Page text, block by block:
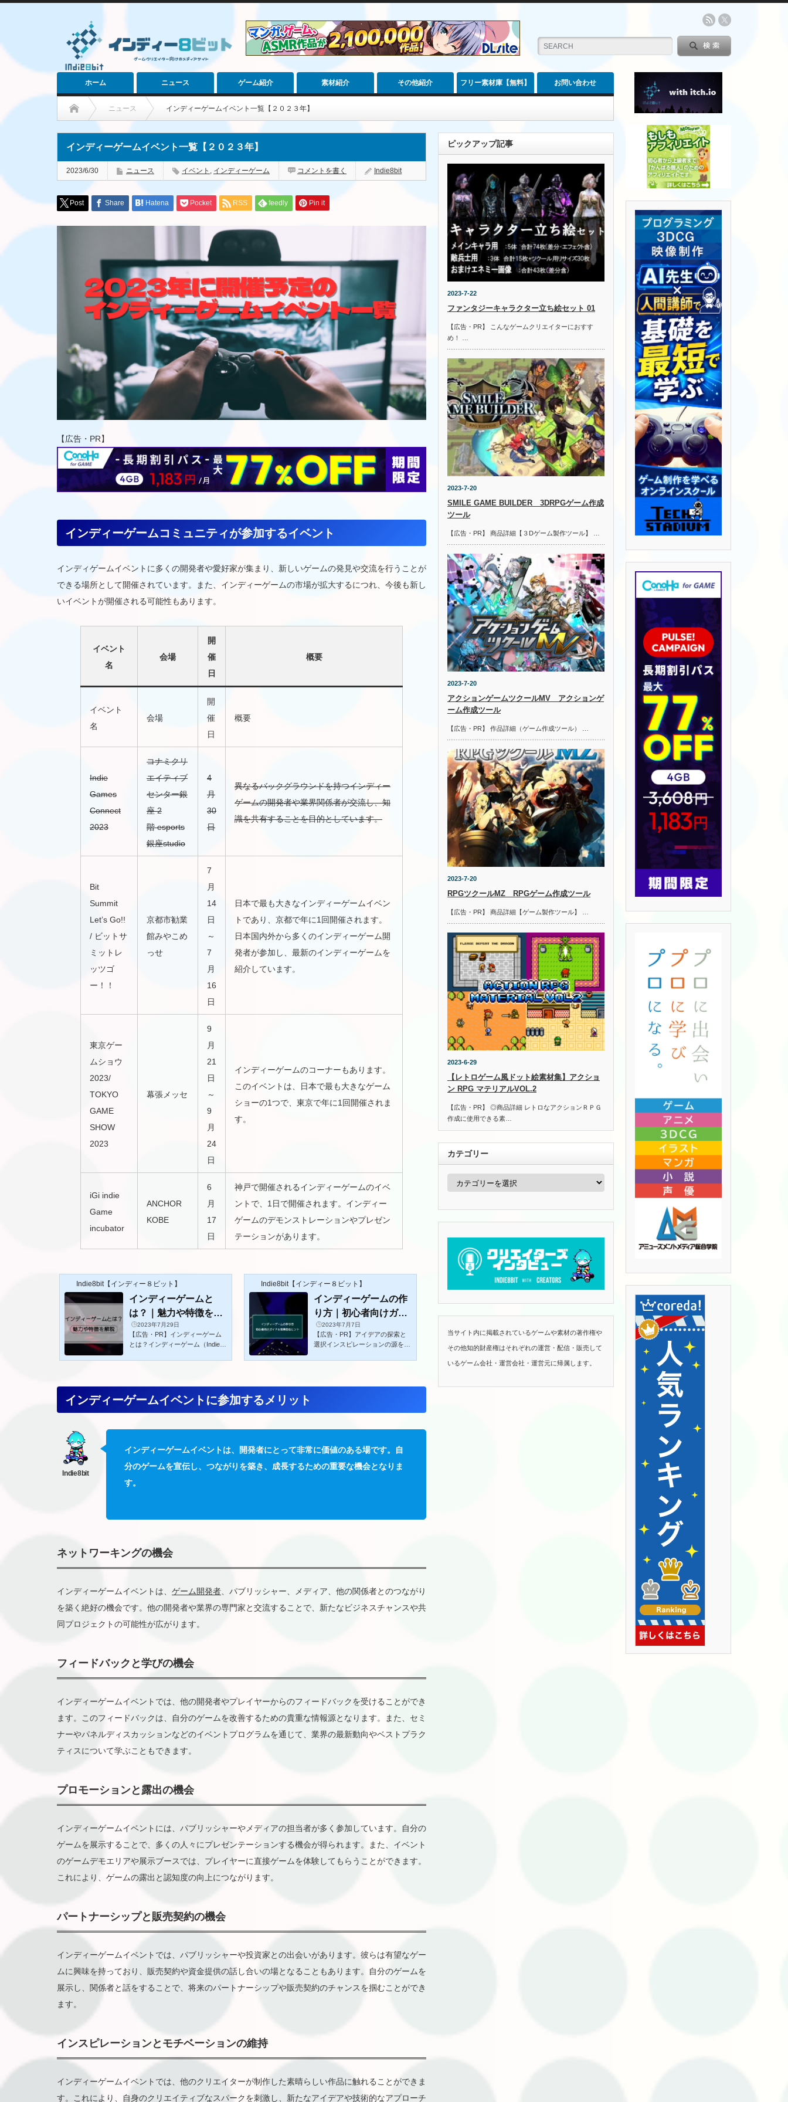
ホーム ニュース ゲーム紹介 素材紹介 その他紹介 フリー素材庫【無料】 お問い合わせ
ニュース インディーゲームイベント一覧【２０２３年】
インディーゲームイベント一覧【２０２３年】
2023/6/30 ニュース イベント , インディーゲーム コメントを書く Indie8bit
Post Share Hatena Pocket RSS feedly Pin it
【広告・PR】
インディーゲームコミュニティが参加するイベント
インディゲームイベントに多くの開発者や愛好家が集まり、新しいゲームの発見や交流を行うことが
できる場所として開催されています。また、インディーゲームの市場が拡大するにつれ、今後も新し
いイベントが開催される可能性もあります。
イベント
名
会場
開
催
日
概要
イベント
名
会場
開
催
日
概要
Indie
Games
Connect
2023
コナミクリ
エイティブ
センター銀
座 2
階 esports
銀座studio
4
月
30
日
異なるバックグラウンドを持つインディー
ゲームの開発者や業界関係者が交流し、知
識を共有することを目的としています。
Bit
Summit
Let’s Go!!
/ ビットサ
ミットレ
ッツゴ
ー！！
京都市勧業
館みやこめ
っせ
7
月
14
日
～
7
月
16
日
日本で最も大きなインディーゲームイベン
トであり、京都で年に1回開催されます。
日本国内外から多くのインディーゲーム開
発者が参加し、最新のインディーゲームを
紹介しています。
東京ゲー
ムショウ
2023/
TOKYO
GAME
SHOW
2023
幕張メッセ
9
月
21
日
～
9
月
24
日
インディーゲームのコーナーもあります。
このイベントは、日本で最も大きなゲーム
ショーの1つで、東京で年に1回開催されま
す。
iGi indie
Game
incubator
ANCHOR
KOBE
6
月
17
日
神戸で開催されるインディーゲームのイベ
ントで、1日で開催されます。インディー
ゲームのデモンストレーションやプレゼン
テーションがあります。
Indie8bit【インディー８ビット】
インディーゲームと
は？｜魅力や特徴を解
説2023年7月29日
【広告・PR】インディーゲーム
とは？インディーゲーム（Indie G
性豊かなゲームのことを指しま
す。インディーゲームは独自のア
イデアやスタイルを持ち、しばし
界に新風を吹き込み、プレイヤー
たちに新たな体験を提供していま
性と創造性により、ゲーム業界に
Indie8bit【インディー８ビット】
インディーゲームの作
り方｜初心者向けガイ
ド＆効果的なヒント
2023年7月7日
【広告・PR】アイデアの探索と
選択インスピレーションの源を見
ジャンルのトレンドを調査し、そ
画、音楽、アート、文学など、他
のメディアからインスピレーショ
インディーゲームイベントに参加するメリット
インディーゲームイベントは、開発者にとって非常に価値のある場です。自
分のゲームを宣伝し、つながりを築き、成長するための重要な機会となりま
す。
ネットワーキングの機会
インディーゲームイベントは、 ゲーム開発者 、パブリッシャー、メディア、他の関係者とのつながり
を築く絶好の機会です。他の開発者や業界の専門家と交流することで、新たなビジネスチャンスや共
同プロジェクトの可能性が広がります。
フィードバックと学びの機会
インディーゲームイベントでは、他の開発者やプレイヤーからのフィードバックを受けることができ
ます。このフィードバックは、自分のゲームを改善するための貴重な情報源となります。また、セミ
ナーやパネルディスカッションなどのイベントプログラムを通じて、業界の最新動向やベストプラク
ティスについて学ぶこともできます。
プロモーションと露出の機会
インディーゲームイベントには、パブリッシャーやメディアの担当者が多く参加しています。自分の
ゲームを展示することで、多くの人々にプレゼンテーションする機会が得られます。また、イベント
のゲームデモエリアや展示ブースでは、プレイヤーに直接ゲームを体験してもらうことができます。
これにより、ゲームの露出と認知度の向上につながります。
パートナーシップと販売契約の機会
インディーゲームイベントでは、パブリッシャーや投資家との出会いがあります。彼らは有望なゲー
ムに興味を持っており、販売契約や資金提供の話し合いの場となることもあります。自分のゲームを
展示し、関係者と話をすることで、将来のパートナーシップや販売契約のチャンスを掴むことができ
ます。
インスピレーションとモチベーションの維持
インディーゲームイベントでは、他のクリエイターが制作した素晴らしい作品に触れることができま
す。これにより、自身のクリエイティブなスパークを刺激し、新たなアイデアや技術的なアプローチ
ピックアップ記事
2023-7-22
ファンタジーキャラクター立ち絵セット 01
【広告・PR】 こんなゲームクリエイターにおすす
め！ …
2023-7-20
SMILE GAME BUILDER 3DRPGゲーム作成
ツール
【広告・PR】 商品詳細【３Dゲーム製作ツール】 …
2023-7-20
アクションゲームツクールMV アクションゲ
ーム作成ツール
【広告・PR】 作品詳細（ゲーム作成ツール） …
2023-7-20
RPGツクールMZ RPGゲーム作成ツール
【広告・PR】 商品詳細【ゲーム製作ツール】 …
2023-6-29
【レトロゲーム風ドット絵素材集】アクショ
ン RPG マテリアルVOL.2
【広告・PR】 ◎商品詳細 レトロなアクションＲＰＧ
作成に使用できる素…
カテゴリー
カ
ー
当サイト内に掲載されているゲームや素材の著作権や
その他知的財産権はそれぞれの運営・配信・販売して
いるゲーム会社・運営会社・運営元に帰属します。